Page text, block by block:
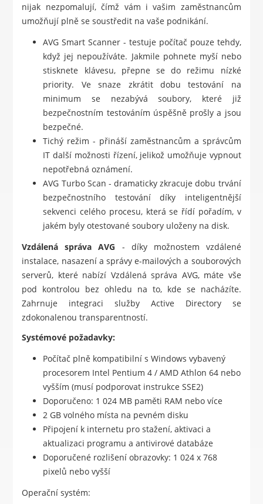
nijak nezpomalují, čímž vám i vašim zaměstnancům
umožňují plně se soustředit na vaše podnikání.
AVG Smart Scanner - testuje počítač pouze tehdy,
když jej nepoužíváte. Jakmile pohnete myší nebo
stisknete klávesu, přepne se do režimu nízké
priority. Ve snaze zkrátit dobu testování na
minimum se nezabývá soubory, které již
bezpečnostním testováním úspěšně prošly a jsou
bezpečné.
Tichý režim - přináší zaměstnancům a správcům
IT další možnosti řízení, jelikož umožňuje vypnout
nepotřebná oznámení.
AVG Turbo Scan - dramaticky zkracuje dobu trvání
bezpečnostního testování díky inteligentnější
sekvenci celého procesu, která se řídí pořadím, v
jakém byly otestované soubory uloženy na disk.
Vzdálená správa AVG - díky možnostem vzdálené
instalace, nasazení a správy e-mailových a souborových
serverů, které nabízí Vzdálená správa AVG, máte vše
pod kontrolou bez ohledu na to, kde se nacházíte.
Zahrnuje integraci služby Active Directory se
zdokonalenou transparentností.
Systémové požadavky:
Počítač plně kompatibilní s Windows vybavený
procesorem Intel Pentium 4 / AMD Athlon 64 nebo
vyšším (musí podporovat instrukce SSE2)
Doporučeno: 1 024 MB paměti RAM nebo více
2 GB volného místa na pevném disku
Připojení k internetu pro stažení, aktivaci a
aktualizaci programu a antivirové databáze
Doporučené rozlišení obrazovky: 1 024 x 768
pixelů nebo vyšší
Operační systém: